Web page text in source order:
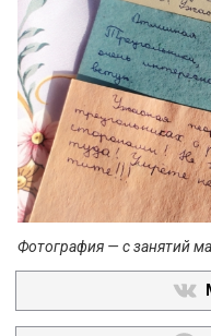
Фотография — с занятий